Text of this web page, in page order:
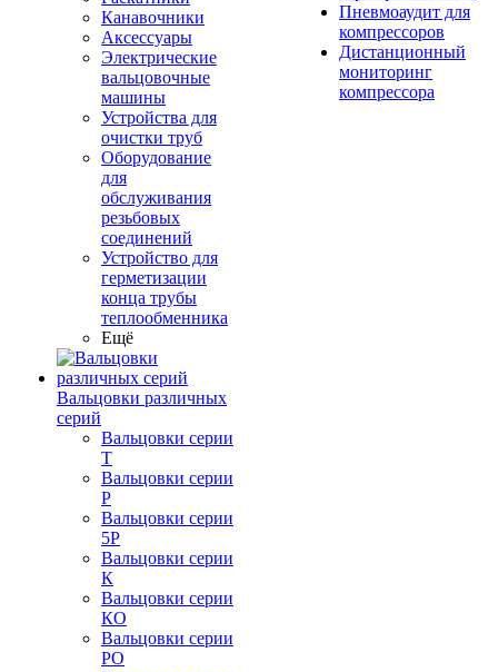
Канавочники
Аксессуары
Электрические
вальцовочные
машины
Устройства для
очистки труб
Оборудование
для
обслуживания
резьбовых
соединений
Устройство для
герметизации
конца трубы
теплообменника
Ещё
Вальцовки различных
серий
Вальцовки серии
Т
Вальцовки серии
Р
Вальцовки серии
5Р
Вальцовки серии
К
Вальцовки серии
КО
Вальцовки серии
РО
Пневмоаудит для
компрессоров
Дистанционный
мониторинг
компрессора